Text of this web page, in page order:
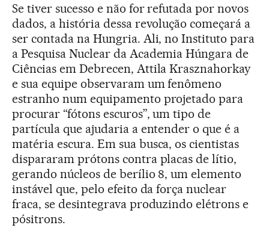
Se tiver sucesso e não for refutada por novos
dados, a história dessa revolução começará a
ser contada na Hungria. Ali, no Instituto para
a Pesquisa Nuclear da Academia Húngara de
Ciências em Debrecen, Attila Krasznahorkay
e sua equipe observaram um fenômeno
estranho num equipamento projetado para
procurar “fótons escuros”, um tipo de
partícula que ajudaria a entender o que é a
matéria escura. Em sua busca, os cientistas
dispararam prótons contra placas de lítio,
gerando núcleos de berílio 8, um elemento
instável que, pelo efeito da força nuclear
fraca, se desintegrava produzindo elétrons e
pósitrons.